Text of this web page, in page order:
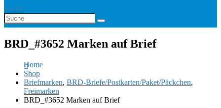
Suche
BRD_#3652 Marken auf Brief
Home
Shop
Briefmarken, BRD-Briefe/Postkarten/Paket/Päckchen,
Freimarken
BRD_#3652 Marken auf Brief